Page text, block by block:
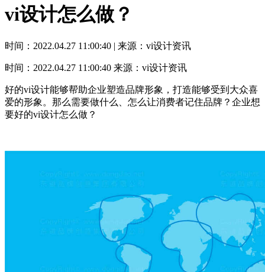
vi设计怎么做？
时间：2022.04.27 11:00:40 | 来源：vi设计资讯
时间：2022.04.27 11:00:40 来源：vi设计资讯
好的vi设计能够帮助企业塑造品牌形象，打造能够受到大众喜
爱的形象。那么需要做什么、怎么让消费者记住品牌？企业想
要好的vi设计怎么做？